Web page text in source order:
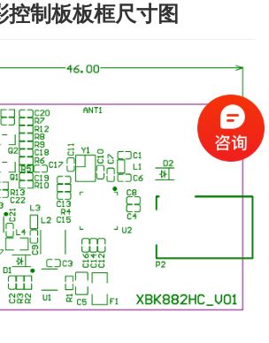
制板板框尺寸图